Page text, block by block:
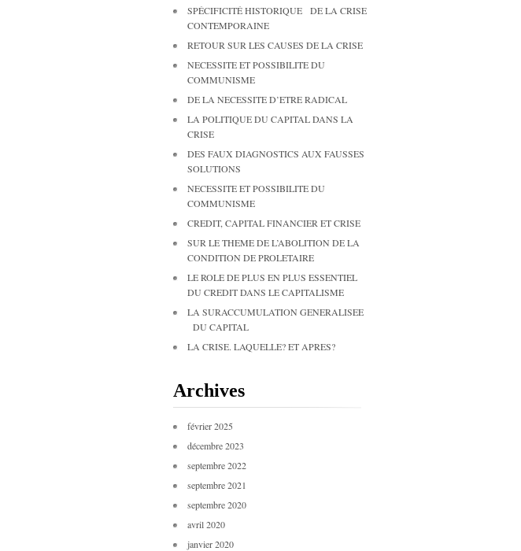
SPÉCIFICITÉ HISTORIQUE DE LA CRISE
CONTEMPORAINE
RETOUR SUR LES CAUSES DE LA CRISE
NECESSITE ET POSSIBILITE DU
COMMUNISME
DE LA NECESSITE D’ETRE RADICAL
LA POLITIQUE DU CAPITAL DANS LA
CRISE
DES FAUX DIAGNOSTICS AUX FAUSSES
SOLUTIONS
NECESSITE ET POSSIBILITE DU
COMMUNISME
CREDIT, CAPITAL FINANCIER ET CRISE
SUR LE THEME DE L’ABOLITION DE LA
CONDITION DE PROLETAIRE
LE ROLE DE PLUS EN PLUS ESSENTIEL
DU CREDIT DANS LE CAPITALISME
LA SURACCUMULATION GENERALISEE
DU CAPITAL
LA CRISE. LAQUELLE? ET APRES?
Archives
février 2025
décembre 2023
septembre 2022
septembre 2021
septembre 2020
avril 2020
janvier 2020